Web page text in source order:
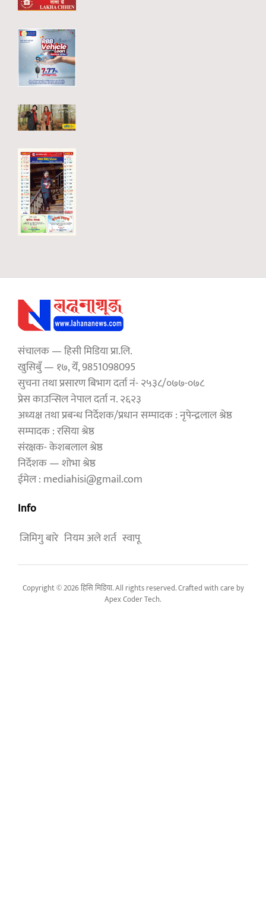
संचालक — हिसी मिडिया प्रा.लि.
खुसिबुँ — १७, येँ, 9851098095
सुचना तथा प्रसारण बिभाग दर्ता नं- २५३८/०७७-०७८
प्रेस काउन्सिल नेपाल दर्ता न. २६२३
अध्यक्ष तथा प्रबन्ध निर्देशक/प्रधान सम्पादक : नृपेन्द्रलाल श्रेष्ठ
सम्पादक : रसिया श्रेष्ठ
संरक्षक- केशबलाल श्रेष्ठ
निर्देशक — शोभा श्रेष्ठ
ईमेल : mediahisi@gmail.com
Info
जिमिगु बारे नियम अले शर्त स्वापू
Copyright © 2026 हिसि मिडिया. All rights reserved. Crafted with care by
Apex Coder Tech.